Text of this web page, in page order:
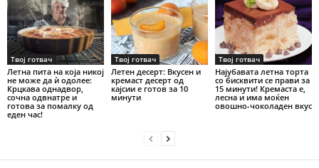
Твој готвач
Летна пита на која никој
не може да ѝ одолее:
Крцкава однадвор,
сочна одвнатре и
готова за помалку од
еден час!
Твој готвач
Летен десерт: Вкусен и
кремаст десерт од
кајсии е готов за 10
минути
Твој готвач
Најубавата летна торта
со бисквити се прави за
15 минути! Кремаста е,
лесна и има моќен
овошно-чоколаден вкус